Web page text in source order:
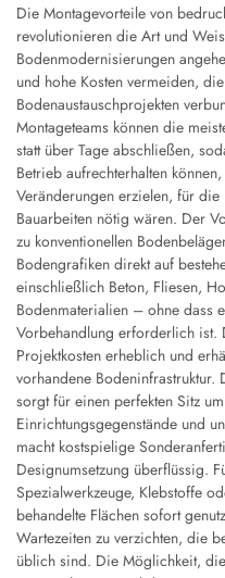
Die Montagevorteile von
revolutionieren die Art und
Bodenmodernisierungen
und hohe Kosten vermeiden,
Bodenaustauschprojekten
Montageteams können die
statt über Tage abschließen,
Betrieb aufrechterhalten
Veränderungen erzielen, für
Bauarbeiten nötig wären. Der
zu konventionellen
Bodengrafiken direkt auf
einschließlich Beton, Fliesen,
Bodenmaterialien – ohne dass
Vorbehandlung erforderlich
Projektkosten erheblich und
vorhandene
sorgt für einen perfekten Sitz
Einrichtungsgegenstände und
macht kostspielige
Designumsetzung überflüssig.
Spezialwerkzeuge, Klebstoffe
behandelte Flächen sofort
Wartezeiten zu verzichten, die
üblich sind. Die Möglichkeit,